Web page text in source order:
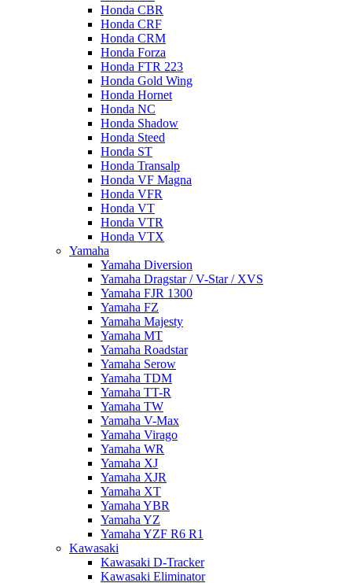
Honda CBR
Honda CRF
Honda CRM
Honda Forza
Honda FTR 223
Honda Gold Wing
Honda Hornet
Honda NC
Honda Shadow
Honda Steed
Honda ST
Honda Transalp
Honda VF Magna
Honda VFR
Honda VT
Honda VTR
Honda VTX
Yamaha
Yamaha Diversion
Yamaha Dragstar / V-Star / XVS
Yamaha FJR 1300
Yamaha FZ
Yamaha Majesty
Yamaha MT
Yamaha Roadstar
Yamaha Serow
Yamaha TDM
Yamaha TT-R
Yamaha TW
Yamaha V-Max
Yamaha Virago
Yamaha WR
Yamaha XJ
Yamaha XJR
Yamaha XT
Yamaha YBR
Yamaha YZ
Yamaha YZF R6 R1
Kawasaki
Kawasaki D-Tracker
Kawasaki Eliminator